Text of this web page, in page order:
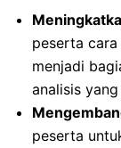
peserta
menjadi
analisis
peserta